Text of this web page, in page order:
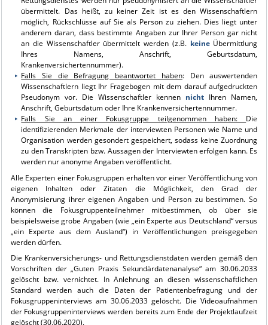
übermittelt. Das heißt, zu keiner Zeit ist es den Wissenschaftlern
möglich, Rückschlüsse auf Sie als Person zu ziehen. Dies liegt unter
anderem daran, dass bestimmte Angaben zur Ihrer Person gar nicht
an die Wissenschaftler übermittelt werden (z.B. keineÜbermittlung
Ihres Namens, Anschrift, Geburtsdatum,
Krankenversichertennummer).
Falls Sie die Befragung beantwortet haben: Den auswertenden
Wissenschaftlern liegt Ihr Fragebogen mit dem darauf aufgedruckten
Pseudonym vor. Die Wissenschaftler kennen nicht Ihren Namen,
Anschrift, Geburtsdatum oder Ihre Krankenversichertennummer.
Falls Sie an einer Fokusgruppe teilgenommen haben: Die
identifizierenden Merkmale der interviewten Personen wie Name und
Organisation werden gesondert gespeichert, sodass keine Zuordnung
zu den Transkripten bzw. Aussagen der Interviewten erfolgen kann. Es
werden nur anonyme Angaben veröffentlicht.
Alle Experten einer Fokusgruppen erhalten vor einer Veröffentlichung von
eigenen Inhalten oder Zitaten die Möglichkeit, den Grad der
Anonymisierung ihrer eigenen Angaben und Person zu bestimmen. So
können die Fokusgruppenteilnehmer mitbestimmen, ob über sie
beispielsweise grobe Angaben (wie „ein Experte aus Deutschland“ versus
„ein Experte aus dem Ausland“) in Veröffentlichungen preisgegeben
werden dürfen.
Die Krankenversicherungs- und Rettungsdienstdaten werden gemäß den
Vorschriften der „Guten Praxis Sekundärdatenanalyse“ am 30.06.2033
gelöscht bzw. vernichtet. In Anlehnung an diesen wissenschaftlichen
Standard werden auch die Daten der Patientenbefragung und der
Fokusgruppeninterviews am 30.06.2033 gelöscht. Die Videoaufnahmen
der Fokusgruppeninterviews werden bereits zum Ende der Projektlaufzeit
gelöscht (30.06.2020).